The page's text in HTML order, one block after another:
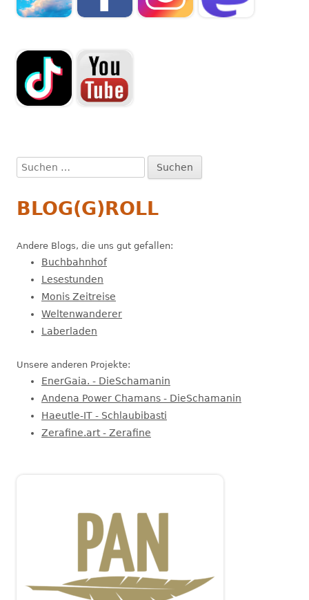
Suchen
nach:
BLOG(G)ROLL
Andere Blogs, die uns gut gefallen:
Buchbahnhof
Lesestunden
Monis Zeitreise
Weltenwanderer
Laberladen
Unsere anderen Projekte:
EnerGaia. - DieSchamanin
Andena Power Chamans - DieSchamanin
Haeutle-IT - Schlaubibasti
Zerafine.art - Zerafine